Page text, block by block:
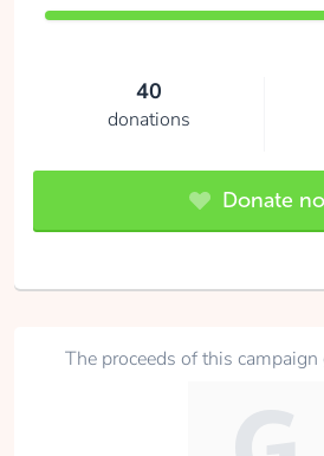
40
donations
Donate
The proceeds of this